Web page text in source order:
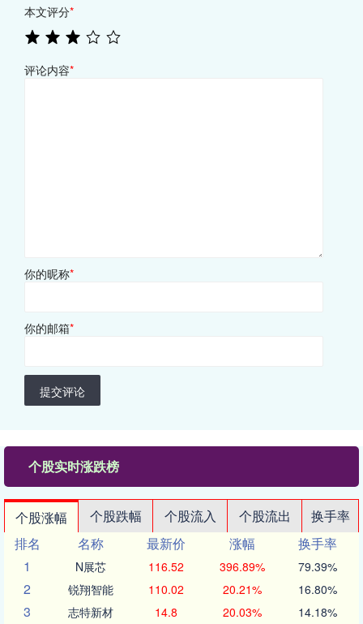
本文评分*
评论内容*
你的昵称*
你的邮箱*
提交评论
个股实时涨跌榜
个股涨幅 个股跌幅 个股流入 个股流出
换手率
排名
名称 最新价 涨幅
换手率
1
N展芯 116.52 396.89% 79.39%
2 锐翔智能 110.02 20.21% 16.80%
3 志特新材 14.8 20.03% 14.18%